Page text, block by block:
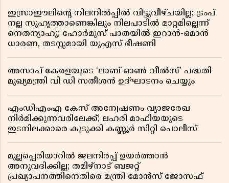
ഇസ്രാഈലിന്റെ നിലനിൽപ്പിൽ വിട്ടുവീഴ്ചയില്ല; ട്രംപ്
നല്ല സുഹൃത്താണെങ്കിലും നിലപാടിൽ മാറ്റമില്ലെന്ന്
നെതന്യാഹു; ഹോർമുസ് പാതയിൽ ഇറാൻ-ഒമാൻ
ധാരണ, തടസ്സമായി യുഎസ് ഭീഷണി
അസാപ് കേരളയുടെ ‘ലാബ് ഓൺ വീൽസ്’ പദ്ധതി
മുഖ്യമന്ത്രി വി ഡി സതീശൻ ഉദ്ഘാടനം ചെയ്യും
എംഡിഎംഎ കേസ് അന്വേഷണം വ്യാജരേഖ
നിർമിക്കുന്നവരിലേക്ക്; ലഹരി മാഫിയയുടെ
ഇടനിലക്കാരെ കുടുക്കി കണ്ണൂർ സിറ്റി പൊലീസ്
മുല്ലപ്പെരിയാറിൽ ജലനിരപ്പ് ഉയർത്താൻ
അനുവദിക്കില്ല; തമിഴ്നാട് ബജറ്റ്
പ്രഖ്യാപനത്തിനെതിരെ മന്ത്രി മോൻസ് ജോസഫ്